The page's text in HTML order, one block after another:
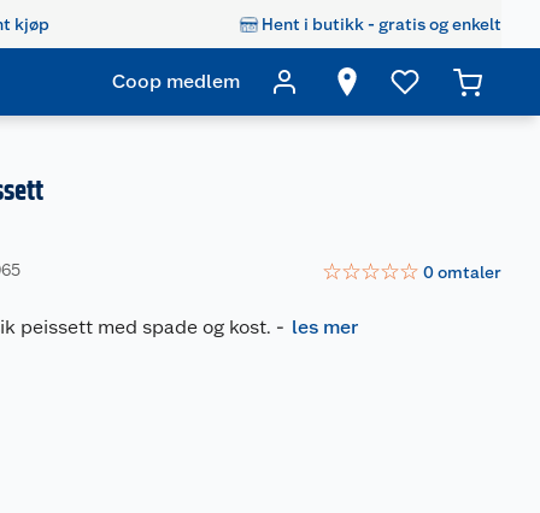
kjøp Hent i butikk - gratis og enkelt
Coop medlem
☆☆☆☆☆ 0omtaler
peissett med spade og kost. - les mer